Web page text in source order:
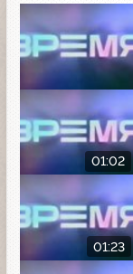
01:02
01:23